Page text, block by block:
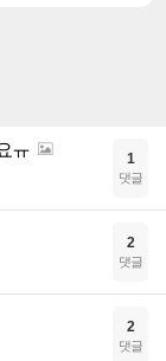
ㅠ 1
댓글
2
댓글
2
댓글